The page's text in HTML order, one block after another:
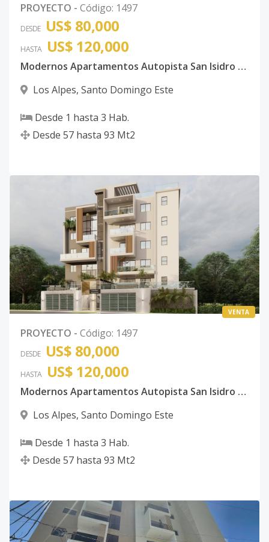
PROYECTO - Código: 1497
DESDE US$ 80,000
HASTA US$ 120,000
Modernos Apartamentos Autopista San Isidro Próximo Jumbo y Sirena
Los Alpes, Santo Domingo Este
Desde 1 hasta 3 Hab.
Desde 57 hasta 93 Mt2
VENTA
PROYECTO - Código: 1497
DESDE US$ 80,000
HASTA US$ 120,000
Modernos Apartamentos Autopista San Isidro Próximo Jumbo y Sirena
Los Alpes, Santo Domingo Este
Desde 1 hasta 3 Hab.
Desde 57 hasta 93 Mt2